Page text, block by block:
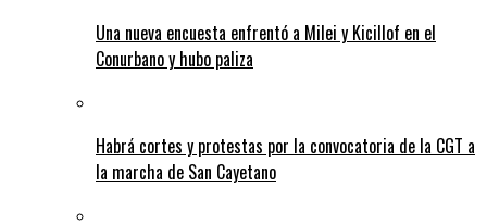
Una nueva encuesta enfrentó a Milei y Kicillof en el
Conurbano y hubo paliza
Habrá cortes y protestas por la convocatoria de la CGT a
la marcha de San Cayetano